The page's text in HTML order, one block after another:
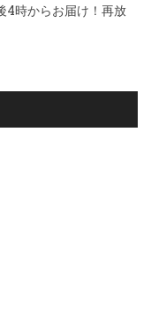
時からお届け！再放